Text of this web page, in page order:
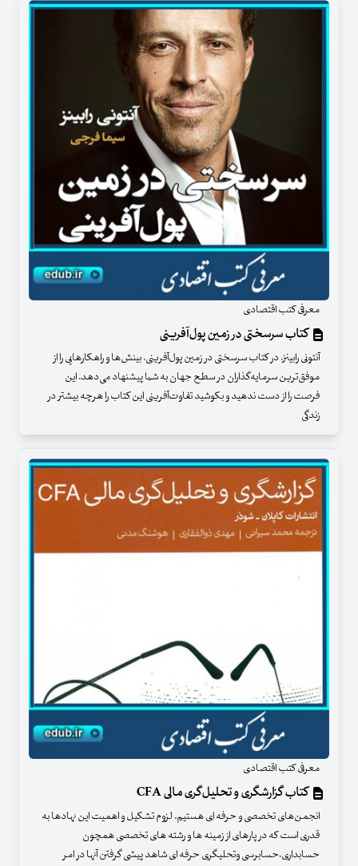
معرفی کتب اقتصادی
کتاب سرسختی در زمین پول‌آفرینی
آنتونی رابینز، در کتاب سرسختی در زمین پول‌آفرینی، بینش‌ها و راهکارهایی را از
موفق‌ترین سرمایه‌گذاران در سطح جهان به شما پیشنهاد می‌دهد. این
فرصت را از دست ندهید و بکوشید تفاوت‌آفرینی این کتاب را هرچه بیشتر در
زندگی‌
معرفی کتب اقتصادی
کتاب گزارشگری و تحلیل‌گری مالی CFA
انجمن‏‌های تخصصی و حرفه ‏ای هستیم. لزوم تشکیل و اهمیت این نهادها به
قدری است که در پاره‏ای از زمینه‏ ها و رشته‏ های تخصصی همچون
حسابداری،حسابرسی وتحلیگری حرفه‏ ای شاهد پیشی گرفتن آنها در امر